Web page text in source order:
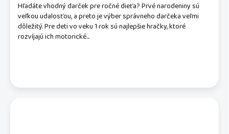
Hľadáte vhodný darček pre ročné dieťa? Prvé narodeniny sú
veľkou udalosťou, a preto je výber správneho darčeka veľmi
dôležitý. Pre deti vo veku 1 rok sú najlepšie hračky, ktoré
rozvíjajú ich motorické...